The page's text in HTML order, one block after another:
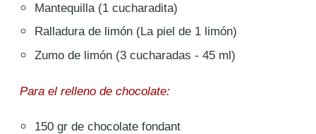
Mantequilla (1 cucharadita)
Ralladura de limón (La piel de 1 limón)
Zumo de limón (3 cucharadas - 45 ml)
Para el relleno de chocolate:
150 gr de chocolate fondant